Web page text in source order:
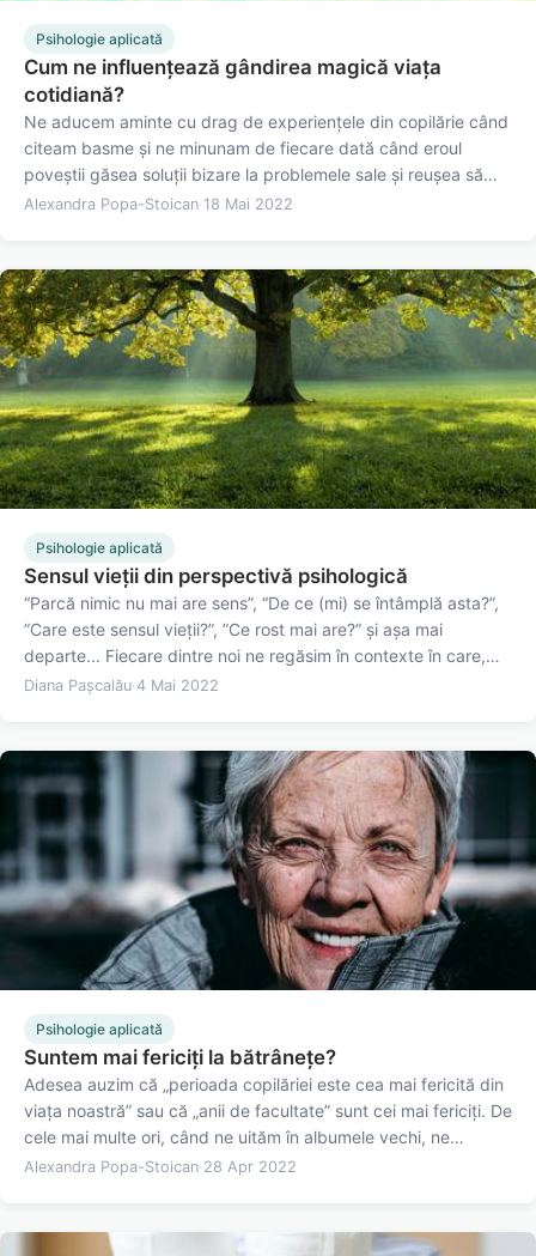
Psihologie aplicată
Cum ne influenţează gândirea magică viaţa
cotidiană?
Ne aducem aminte cu drag de experiențele din copilărie când
citeam basme și ne minunam de fiecare dată când eroul
poveștii găsea soluții bizare la problemele sale și reușea să
îndrepte situația în cele mai neobișnuite moduri. Acum ne
Alexandra Popa-Stoican· 18 Mai 2022
Psihologie aplicată
Sensul vieții din perspectivă psihologică
“Parcă nimic nu mai are sens”, “De ce (mi) se întâmplă asta?”,
”Care este sensul vieții?”, ”Ce rost mai are?” și așa mai
departe... Fiecare dintre noi ne regăsim în contexte în care,
direct sau indirect, trăim o serie de evenimente negative.
Diana Pașcalău·4 Mai 2022
Psihologie aplicată
Suntem mai fericiți la bătrânețe?
Adesea auzim că „perioada copilăriei este cea mai fericită din
viața noastră” sau că „anii de facultate” sunt cei mai fericiți. De
cele mai multe ori, când ne uităm în albumele vechi, ne
gândim cu drag la aventurile noastre din copilărie și la
Alexandra Popa-Stoican· 28 Apr 2022